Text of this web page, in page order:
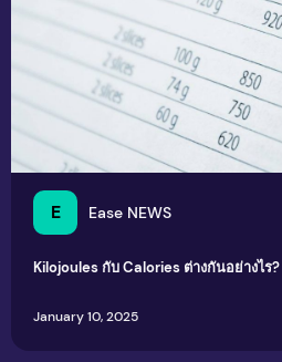
E Ease NEWS
Kilojoules กับ Calories ต่างกันอย่างไร?
January 10, 2025